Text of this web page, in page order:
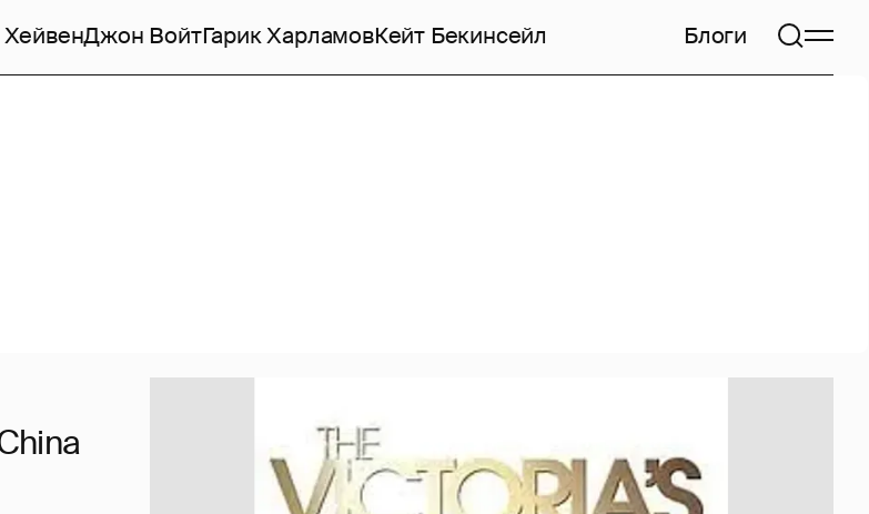
Джон ВойтГарик ХарламовКейт Бекинсейл Блоги